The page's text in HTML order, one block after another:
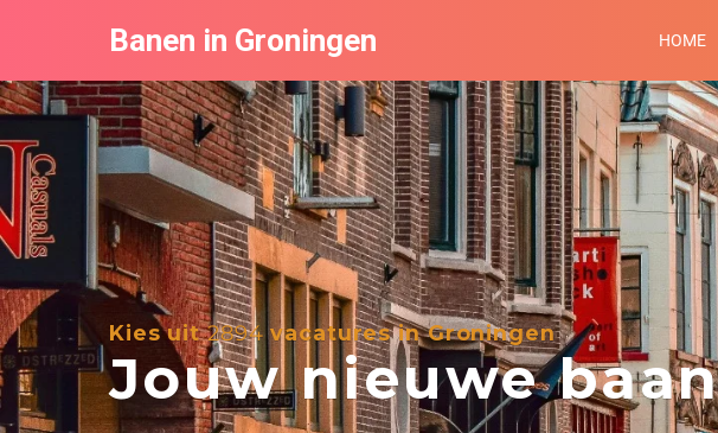
Banen in Groningen HOME
Kies uit2894 vacatures in Groningen
Jouw nieuwe